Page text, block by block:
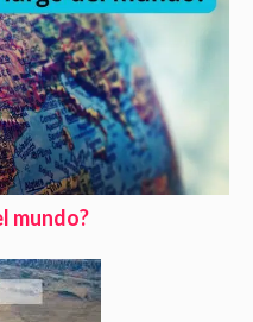
mundo?